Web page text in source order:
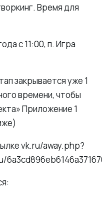
Время для
с 11:00, п. Игра
закрывается уже 1
времени, чтобы
Приложение 1
vk.ru/away.php?